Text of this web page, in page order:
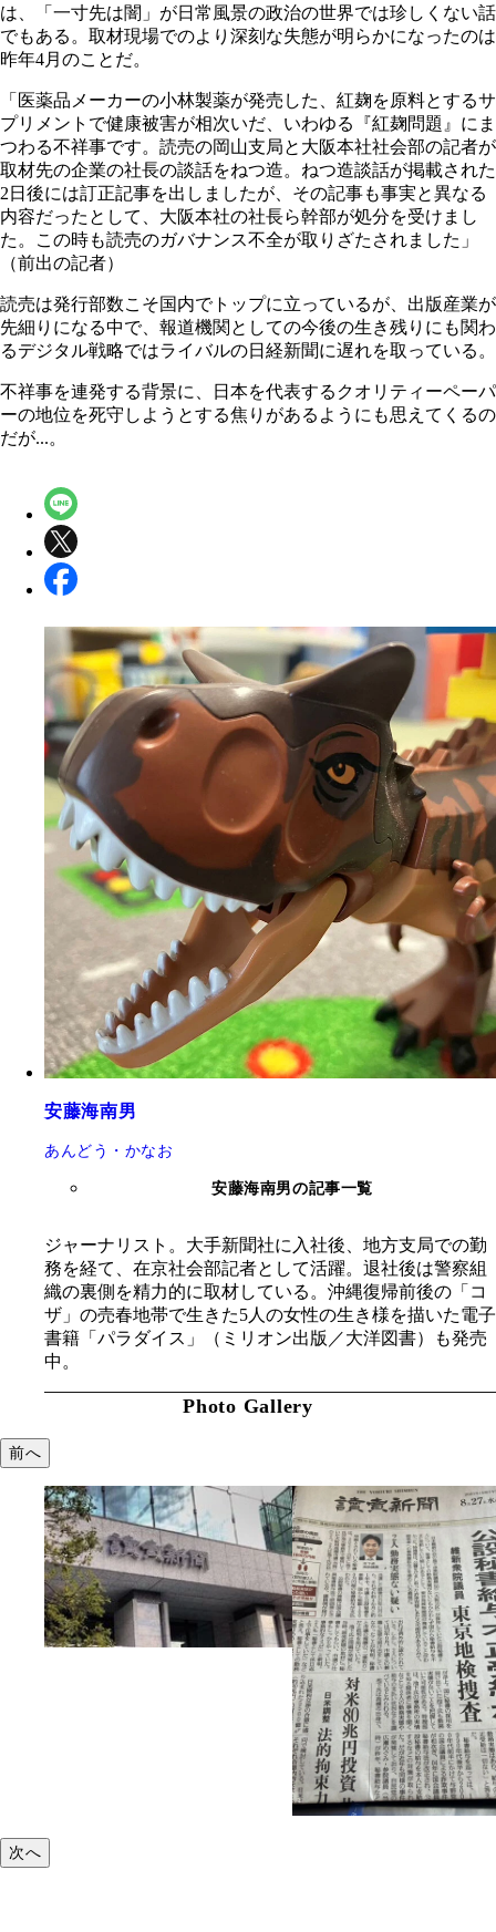
は、「一寸先は闇」が日常風景の政治の世界では珍しくない話
でもある。取材現場でのより深刻な失態が明らかになったのは
昨年4月のことだ。
「医薬品メーカーの小林製薬が発売した、紅麹を原料とするサ
プリメントで健康被害が相次いだ、いわゆる『紅麹問題』にま
つわる不祥事です。読売の岡山支局と大阪本社社会部の記者が
取材先の企業の社長の談話をねつ造。ねつ造談話が掲載された
2日後には訂正記事を出しましたが、その記事も事実と異なる
内容だったとして、大阪本社の社長ら幹部が処分を受けまし
た。この時も読売のガバナンス不全が取りざたされました」
（前出の記者）
読売は発行部数こそ国内でトップに立っているが、出版産業が
先細りになる中で、報道機関としての今後の生き残りにも関わ
るデジタル戦略ではライバルの日経新聞に遅れを取っている。
不祥事を連発する背景に、日本を代表するクオリティーペーパ
ーの地位を死守しようとする焦りがあるようにも思えてくるの
だが...。
安藤海南男
あんどう・かなお
安藤海南男の記事一覧
ジャーナリスト。大手新聞社に入社後、地方支局での勤
務を経て、在京社会部記者として活躍。退社後は警察組
織の裏側を精力的に取材している。沖縄復帰前後の「コ
ザ」の売春地帯で生きた5人の女性の生き様を描いた電子
書籍「パラダイス」（ミリオン出版／大洋図書）も発売
中。
Photo Gallery
前へ
次へ